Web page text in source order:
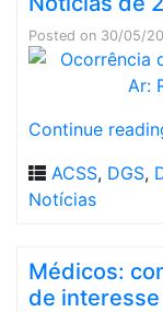
Posted on 30/05/
Continue
ACSS, DGS,
Notícias
Médicos:
de